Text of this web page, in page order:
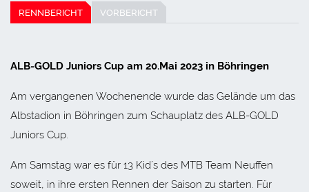
RENNBERICHT VORBERICHT
ALB-GOLD Juniors Cup am 20.Mai 2023 in Böhringen
Am vergangenen Wochenende wurde das Gelände um das
Albstadion in Böhringen zum Schauplatz des ALB-GOLD
Juniors Cup.
Am Samstag war es für 13 Kid´s des MTB Team Neuffen
soweit, in ihre ersten Rennen der Saison zu starten. Für